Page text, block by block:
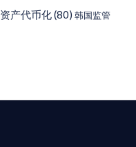
资产代币化(80) 韩国监管